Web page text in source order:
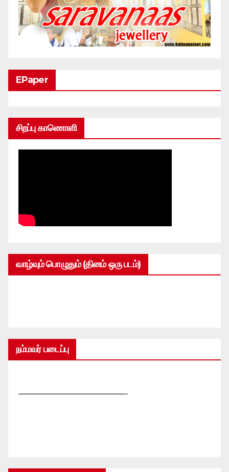
EPaper
சிறப்பு காணொளி
வாழ்வும் பொழுதும் (தினம் ஒரு படம்)
நம்மவர் படைப்பு
—————————————-